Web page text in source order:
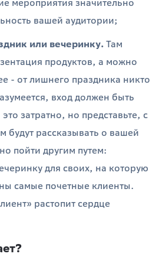
мероприятия значительно
вашей аудитории;
или вечеринку. Там
продуктов, а можно
- от лишнего праздника никто
вход должен быть
затратно, но представьте, с
будут рассказывать о вашей
пойти другим путем:
для своих, на которую
самые почетные клиенты.
растопит сердце